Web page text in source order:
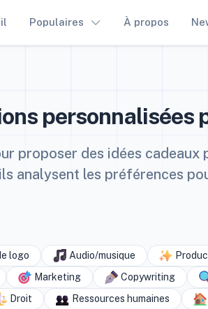
Populaires À propos
personnalisées
proposer des idées cadeaux
analysent les préférences
logo Audio/musique
Marketing Copywriting
Droit Ressources humaines